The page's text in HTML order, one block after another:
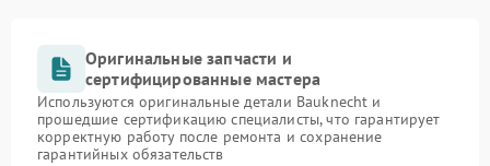
Оригинальные запчасти и
сертифицированные мастера
Используются оригинальные детали Bauknecht и
прошедшие сертификацию специалисты, что гарантирует
корректную работу после ремонта и сохранение
гарантийных обязательств